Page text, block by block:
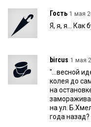
Гость 1 мая
Я, я, я... Как
bircus 1 мая
"...весной
колея до
на
на ул.
года назад?